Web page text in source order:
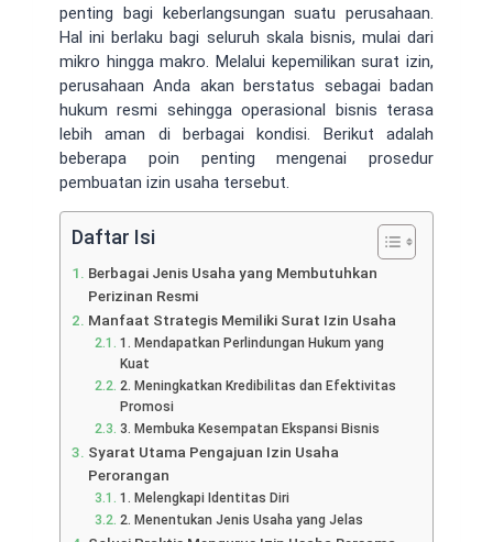
penting bagi keberlangsungan suatu perusahaan.
Hal ini berlaku bagi seluruh skala bisnis, mulai dari
mikro hingga makro. Melalui kepemilikan surat izin,
perusahaan Anda akan berstatus sebagai badan
hukum resmi sehingga operasional bisnis terasa
lebih aman di berbagai kondisi. Berikut adalah
beberapa poin penting mengenai prosedur
pembuatan izin usaha tersebut.
Daftar Isi
Berbagai Jenis Usaha yang Membutuhkan
Perizinan Resmi
Manfaat Strategis Memiliki Surat Izin Usaha
1. Mendapatkan Perlindungan Hukum yang
Kuat
2. Meningkatkan Kredibilitas dan Efektivitas
Promosi
3. Membuka Kesempatan Ekspansi Bisnis
Syarat Utama Pengajuan Izin Usaha
Perorangan
1. Melengkapi Identitas Diri
2. Menentukan Jenis Usaha yang Jelas